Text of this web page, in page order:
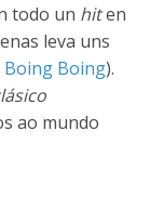
todo un hiten
leva uns
Boing Boing).
ao mundo